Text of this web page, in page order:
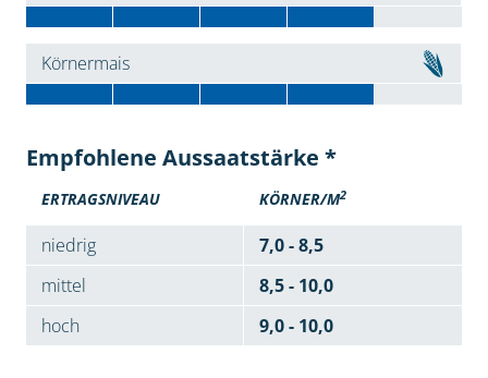
Körnermais
Empfohlene Aussaatstärke *
ERTRAGSNIVEAU KÖRNER/M2
niedrig
7,0 - 8,5
mittel
8,5 - 10,0
hoch
9,0 - 10,0